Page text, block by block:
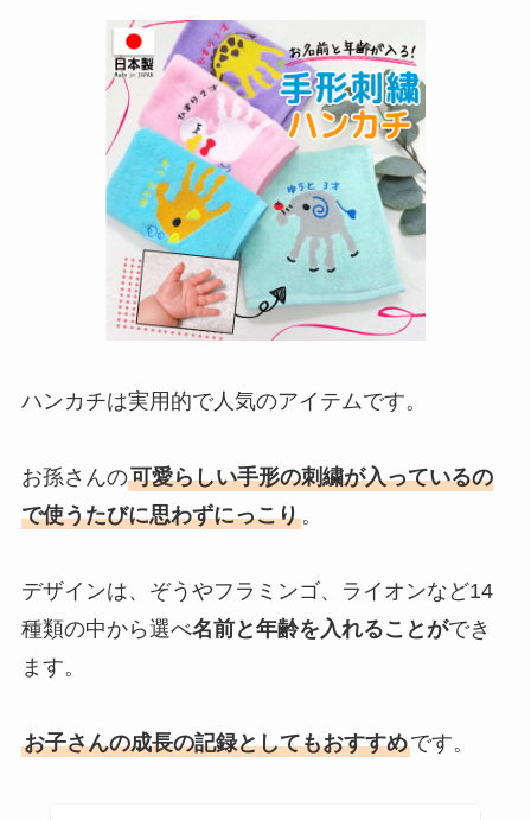
ハンカチは実用的で人気のアイテムです。
お孫さんの可愛らしい手形の刺繍が入っているの
で使うたびに思わずにっこり。
デザインは、ぞうやフラミンゴ、ライオンなど14
種類の中から選べ名前と年齢を入れることができ
ます。
お子さんの成長の記録としてもおすすめです。